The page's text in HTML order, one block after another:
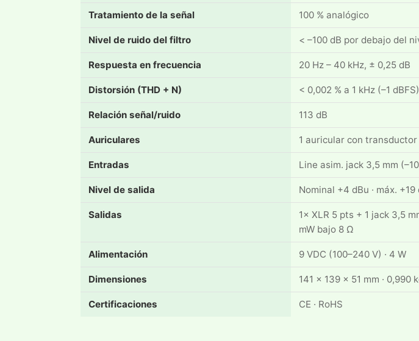
Tratamiento de la señal 100 % analógico
Nivel de ruido del filtro < –100 dB por debajo del
Respuesta en frecuencia 20 Hz – 40 kHz, ± 0,25 dB
Distorsión (THD + N) < 0,002 % a 1 kHz (–1 dBFS)
Relación señal/ruido 113 dB
Auriculares 1 auricular con
Entradas Line asim. jack 3,5 mm
Nivel de salida Nominal +4 dBu · máx.
Salidas
1× XLR 5 pts + 1 jack 3,5
mW bajo 8 Ω
Alimentación 9 VDC (100–240 V) · 4 W
Dimensiones 141 × 139 × 51 mm · 0,990
Certificaciones CE · RoHS